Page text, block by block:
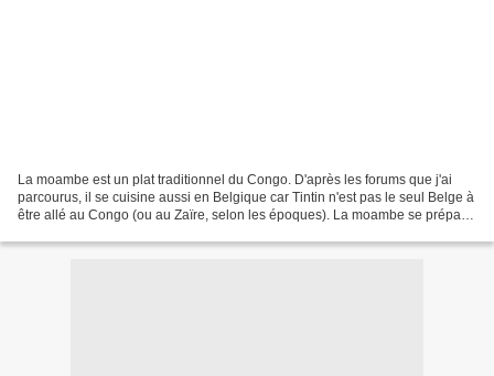
La moambe est un plat traditionnel du Congo. D'après les forums que j'ai
parcourus, il se cuisine aussi en Belgique car Tintin n'est pas le seul Belge à
être allé au Congo (ou au Zaïre, selon les époques). La moambe se prépare